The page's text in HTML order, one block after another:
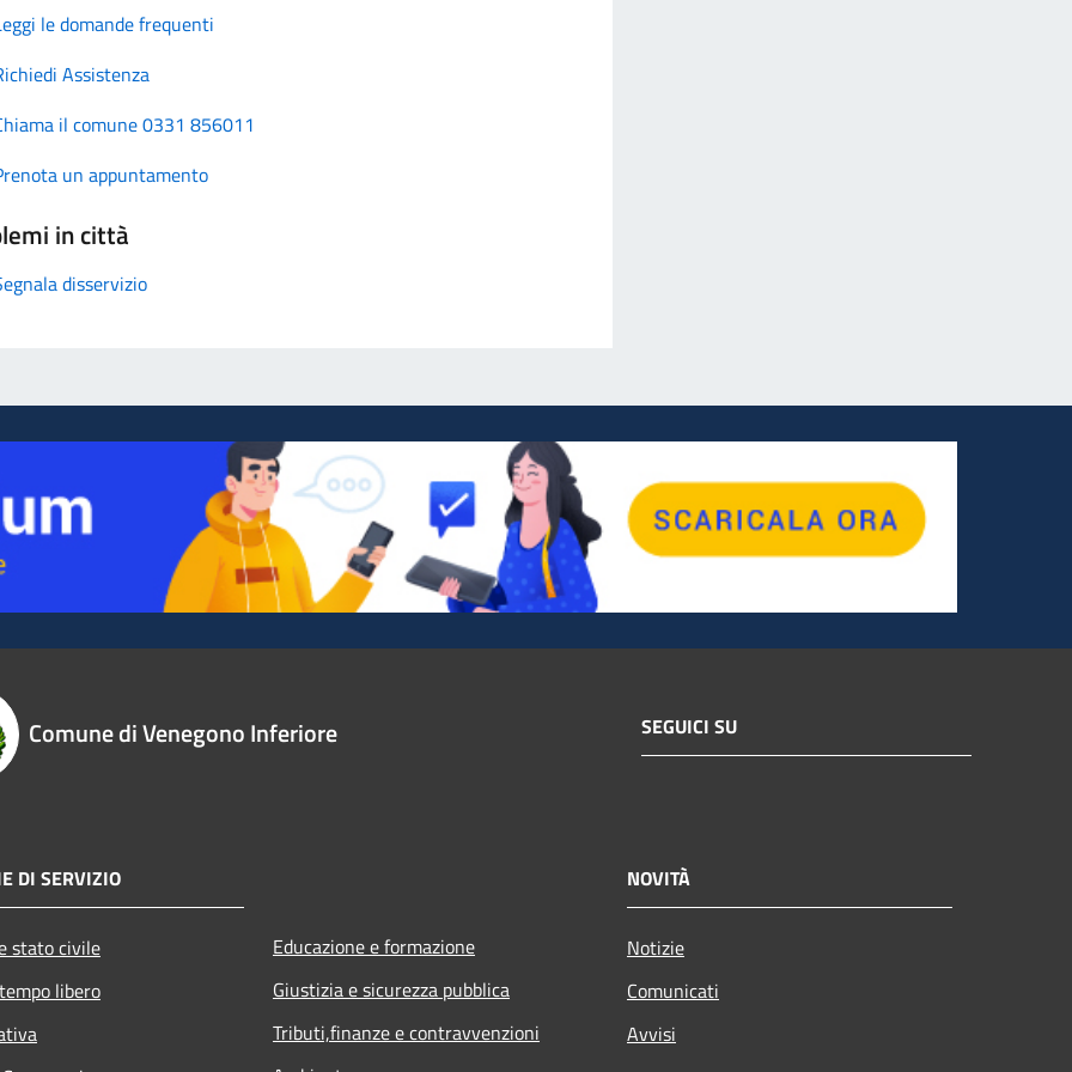
le domande frequenti
Assistenza
il comune 0331 856011
un appuntamento
in città
disservizio
Comune di Venegono Inferiore SEGUICI SU
DI SERVIZIO
stato civile
libero
Educazione e formazione
Giustizia e sicurezza pubblica
Tributi,finanze e contravvenzioni
NOVITÀ
Notizie
Comunicati
Avvisi